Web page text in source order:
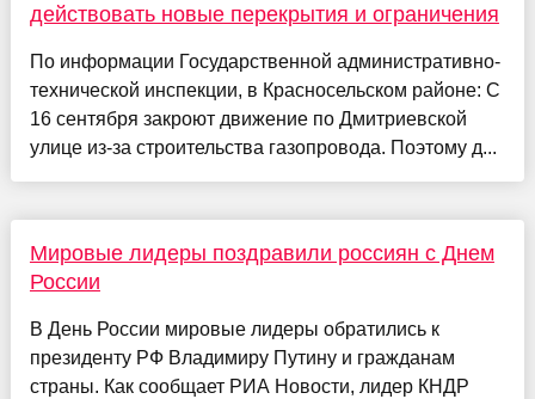
действовать новые перекрытия и ограничения
По информации Государственной административно-
технической инспекции, в Красносельском районе: С
16 сентября закроют движение по Дмитриевской
улице из-за строительства газопровода. Поэтому д...
Мировые лидеры поздравили россиян с Днем
России
В День России мировые лидеры обратились к
президенту РФ Владимиру Путину и гражданам
страны. Как сообщает РИА Новости, лидер КНДР